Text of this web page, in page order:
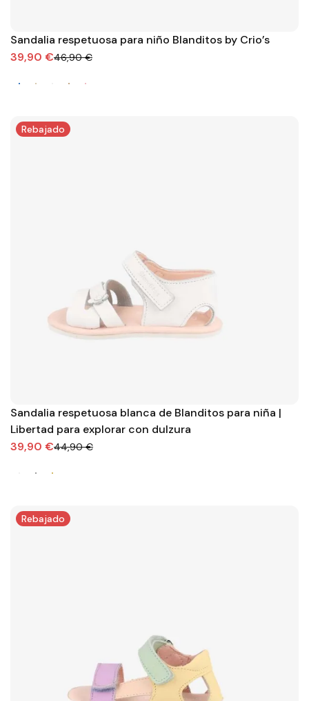
Sandalia respetuosa para niño Blanditos by Crio’s
39,90 €46,90 €
Rebajado
Sandalia respetuosa blanca de Blanditos para niña |
Libertad para explorar con dulzura
39,90 €44,90 €
Rebajado